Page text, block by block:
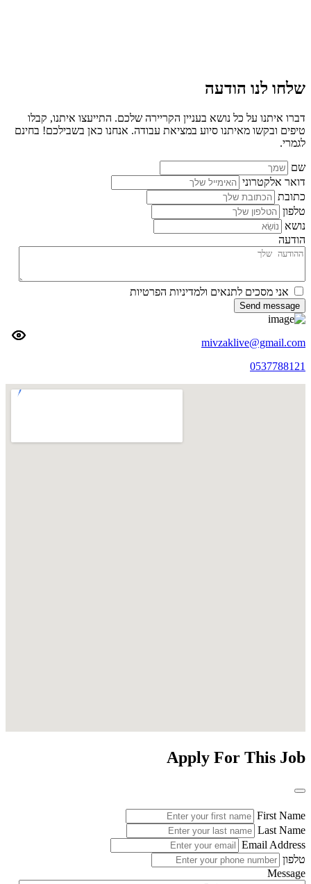
שלחו לנו הודעה
דברו איתנו על כל נושא בעניין הקריירה שלכם. התייעצו איתנו, קבלו
טיפים ובקשו מאיתנו סיוע במציאת עבודה. אנחנו כאן בשבילכם! בחינם
לגמרי.
שם
דואר אלקטרוני
כתובת
טלפון
נושא
הודעה
אני מסכים לתנאים ולמדיניות הפרטיות
Send message
mivzaklive@gmail.com
0537788121
Apply For This Job
First Name
Last Name
Email Address
טלפון
Message